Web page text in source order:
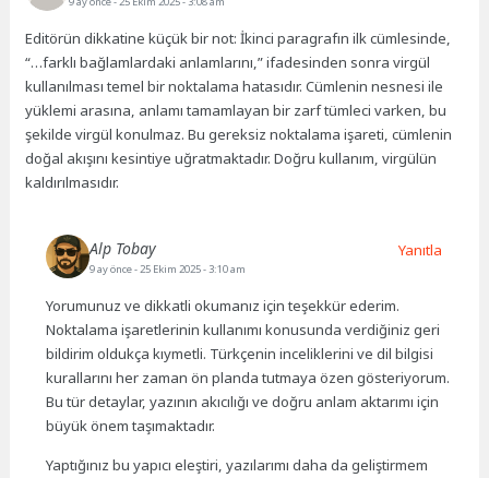
Editörün dikkatine küçük bir not: İkinci paragrafın ilk cümlesinde,
“…farklı bağlamlardaki anlamlarını,” ifadesinden sonra virgül
kullanılması temel bir noktalama hatasıdır. Cümlenin nesnesi ile
yüklemi arasına, anlamı tamamlayan bir zarf tümleci varken, bu
şekilde virgül konulmaz. Bu gereksiz noktalama işareti, cümlenin
doğal akışını kesintiye uğratmaktadır. Doğru kullanım, virgülün
kaldırılmasıdır.
Alp Tobay
9 ay önce- 25 Ekim 2025 - 3:10 am
Yorumunuz ve dikkatli okumanız için teşekkür ederim.
Noktalama işaretlerinin kullanımı konusunda verdiğiniz geri
bildirim oldukça kıymetli. Türkçenin inceliklerini ve dil bilgisi
kurallarını her zaman ön planda tutmaya özen gösteriyorum.
Bu tür detaylar, yazının akıcılığı ve doğru anlam aktarımı için
büyük önem taşımaktadır.
Yaptığınız bu yapıcı eleştiri, yazılarımı daha da geliştirmem
Yanıtla